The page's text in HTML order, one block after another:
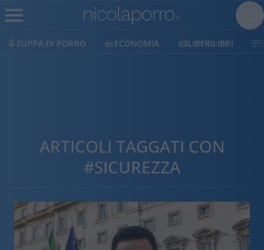
ECONOMIA LIBERILIBRI SHOP SOSTIENICI
ARTICOLI TAGGATI CON
#SICUREZZA